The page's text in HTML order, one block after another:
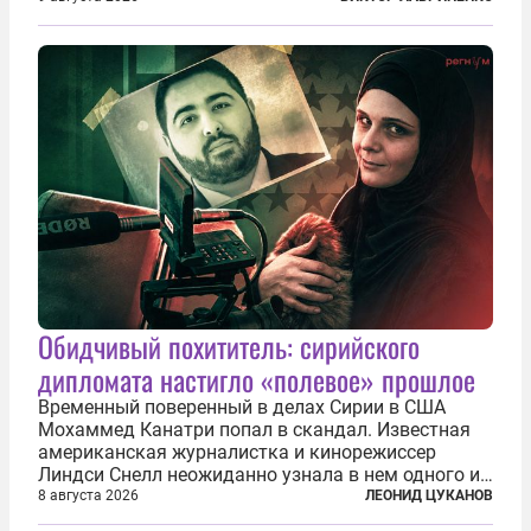
подсаживают их на наркотики, но и совершают
нечто еще даже более страшное — массово...
Обидчивый похититель: сирийского
дипломата настигло «полевое» прошлое
Временный поверенный в делах Сирии в США
Мохаммед Канатри попал в скандал. Известная
американская журналистка и кинорежиссер
Линдси Снелл неожиданно узнала в нем одного из
бандитов, похитивших ее в сирийском Алеппо в
2016 году. Журналистка убеждена, что Канатри, в
8 августа 2026 ЛЕОНИД ЦУКАНОВ